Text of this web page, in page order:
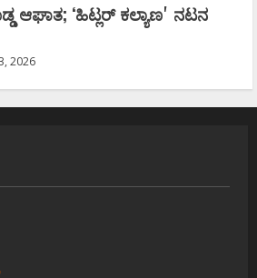
ಆಘಾತ; ʻಹಿಟ್ಲರ್ ಕಲ್ಯಾಣʼ ನಟನ
2026